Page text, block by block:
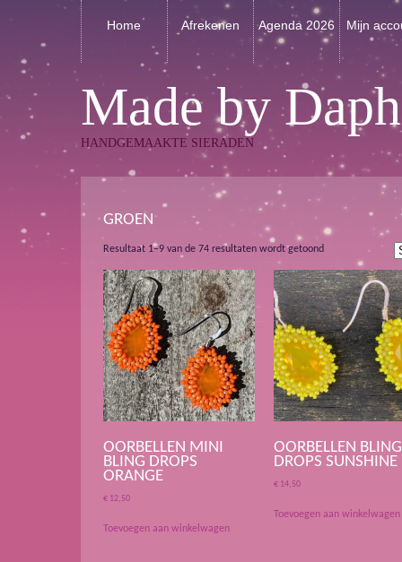
Home Afrekenen Agenda 2026 Mijn
Made by
HANDGEMAAKTE SIERADEN
GROEN
Resultaat 1–9 van de 74 resultaten wordt getoond Gesorteerd
nieuwste
OORBELLEN MINI
BLING DROPS
ORANGE
€ 12,50
Toevoegen aan winkelwagen
OORBELLEN BLING
DROPS SUNSHINE
€ 14,50
Toevoegen aan winkelwagen